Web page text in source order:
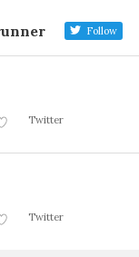
Follow
Twitter
Twitter